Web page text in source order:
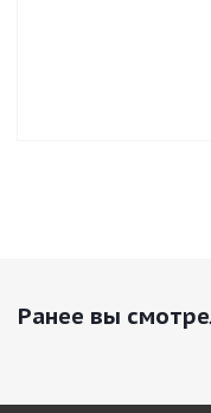
Ранее вы